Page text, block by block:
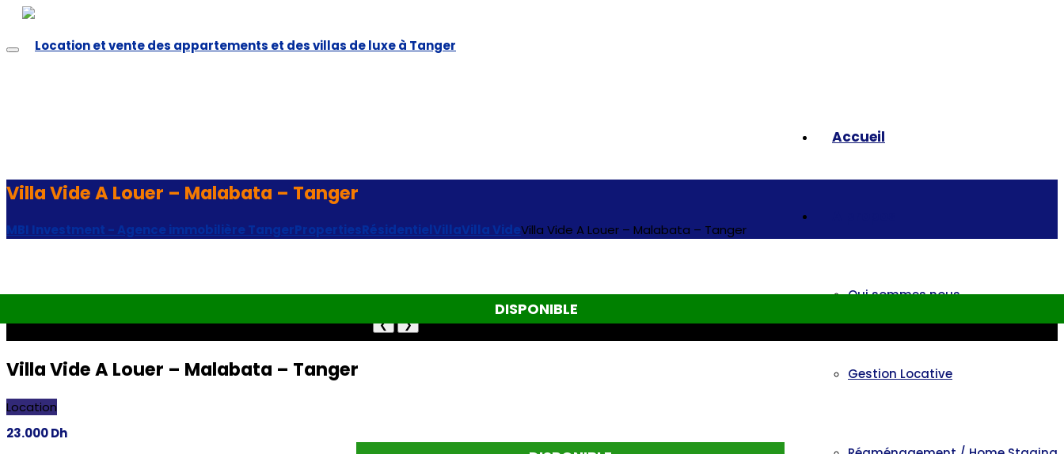
Accueil
Qui sommes nous
Gestion Locative
Villa Vide A Louer – Malabata – Tanger
MBI Investment - Agence immobilière TangerPropertiesRésidentielVillaVilla VideVilla Vide A Louer – Malabata – Tanger
DISPONIBLE
❮ ❯
Villa Vide A Louer – Malabata – Tanger
Location
23.000Dh